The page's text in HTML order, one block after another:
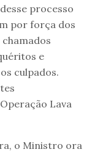
processo
por força dos
e
culpados.
Lava
o Ministro ora